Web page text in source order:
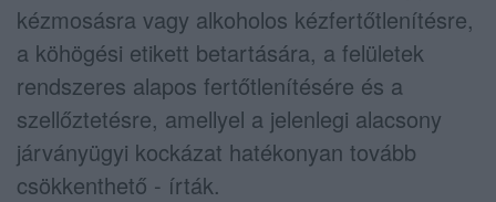
kézmosásra vagy alkoholos kézfertőtlenítésre,
a köhögési etikett betartására, a felületek
rendszeres alapos fertőtlenítésére és a
szellőztetésre, amellyel a jelenlegi alacsony
járványügyi kockázat hatékonyan tovább
csökkenthető - írták.